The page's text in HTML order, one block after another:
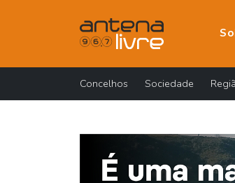
Concelhos Sociedade